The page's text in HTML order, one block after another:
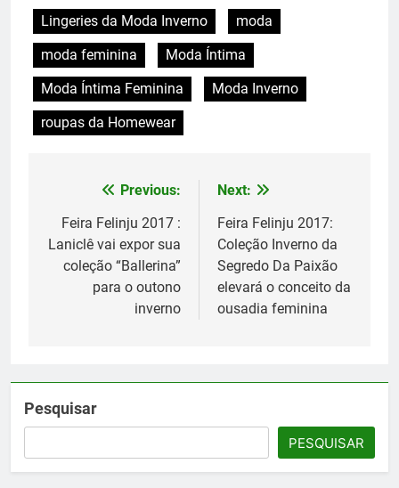
Lingeries da Moda Inverno
moda
moda feminina
Moda Íntima
Moda Íntima Feminina
Moda Inverno
roupas da Homewear
Navegação
de
Post
Previous:
Feira Felinju 2017 :
Laniclê vai expor sua
coleção “Ballerina”
para o outono
inverno
Next:
Feira Felinju 2017:
Coleção Inverno da
Segredo Da Paixão
elevará o conceito da
ousadia feminina
Pesquisar
PESQUISAR